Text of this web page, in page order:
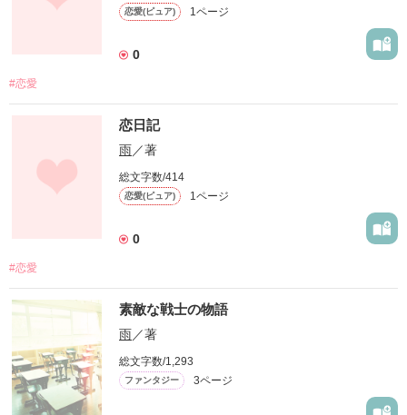
恋愛(ピュア) 1ページ
0
#恋愛
恋日記
雨／著
総文字数/414
恋愛(ピュア) 1ページ
0
#恋愛
素敵な戦士の物語
雨／著
総文字数/1,293
ファンタジー 3ページ